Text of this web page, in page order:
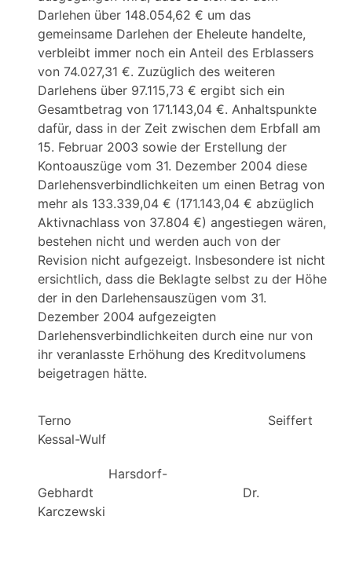
Darlehen über 148.054,62 € um das
gemeinsame Darlehen der Eheleute handelte,
verbleibt immer noch ein Anteil des Erblassers
von 74.027,31 €. Zuzüglich des weiteren
Darlehens über 97.115,73 € ergibt sich ein
Gesamtbetrag von 171.143,04 €. Anhaltspunkte
dafür, dass in der Zeit zwischen dem Erbfall am
15. Februar 2003 sowie der Erstellung der
Kontoauszüge vom 31. Dezember 2004 diese
Darlehensverbindlichkeiten um einen Betrag von
mehr als 133.339,04 € (171.143,04 € abzüglich
Aktivnachlass von 37.804 €) angestiegen wären,
bestehen nicht und werden auch von der
Revision nicht aufgezeigt. Insbesondere ist nicht
ersichtlich, dass die Beklagte selbst zu der Höhe
der in den Darlehensauszügen vom 31.
Dezember 2004 aufgezeigten
Darlehensverbindlichkeiten durch eine nur von
ihr veranlasste Erhöhung des Kreditvolumens
beigetragen hätte.
Terno
Kessal-Wulf
Harsdorf-
Gebhardt Dr.
Karczewski